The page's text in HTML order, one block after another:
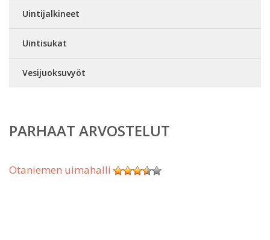
Uintijalkineet
Uintisukat
Vesijuoksuvyöt
PARHAAT ARVOSTELUT
Otaniemen uimahalli